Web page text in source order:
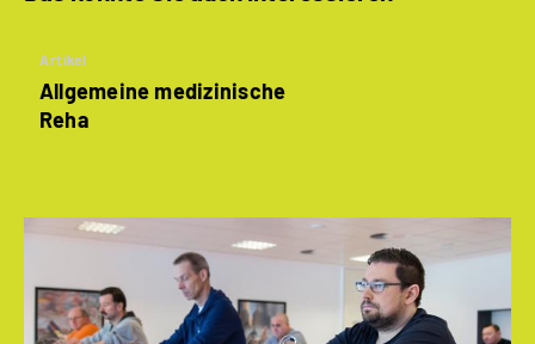
Artikel
Allgemeine medizinische
Reha